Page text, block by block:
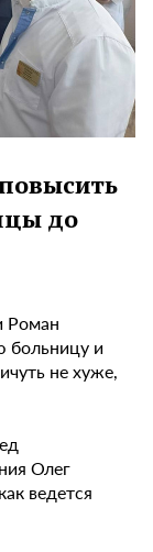
до
Роман
больницу и
не хуже,
Олег
ведется